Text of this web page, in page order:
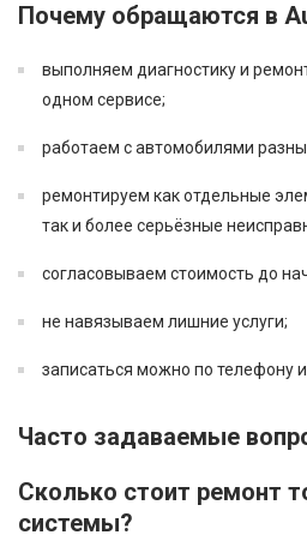
Почему обращаются в
выполняем диагностику и
одном сервисе;
работаем с автомобилями
ремонтируем как отдельные
так и более серьёзные
согласовываем стоимость до
не навязываем лишние услуги;
записаться можно по телефону
Часто задаваемые
Сколько стоит ремонт
системы?